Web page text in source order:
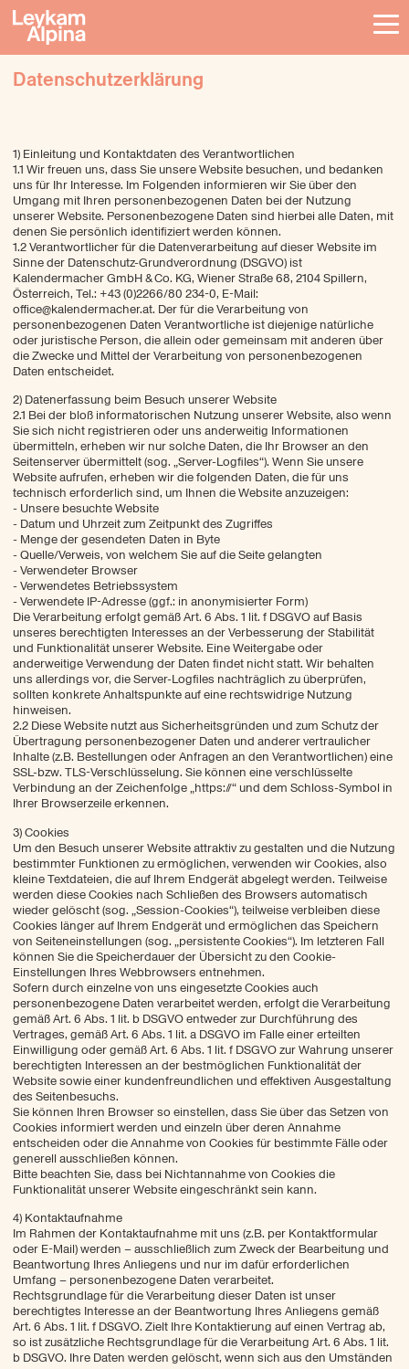
Datenschutzerklärung
1) Einleitung und Kontaktdaten des Verantwortlichen
1.1 Wir freuen uns, dass Sie unsere Website besuchen, und bedanken
uns für Ihr Interesse. Im Folgenden informieren wir Sie über den
Umgang mit Ihren personenbezogenen Daten bei der Nutzung
unserer Website. Personenbezogene Daten sind hierbei alle Daten, mit
denen Sie persönlich identifiziert werden können.
1.2 Verantwortlicher für die Datenverarbeitung auf dieser Website im
Sinne der Datenschutz-Grundverordnung (DSGVO) ist
Kalendermacher GmbH & Co. KG, Wiener Straße 68, 2104 Spillern,
Österreich, Tel.: +43 (0)2266/80 234-0, E-Mail:
office@kalendermacher.at. Der für die Verarbeitung von
personenbezogenen Daten Verantwortliche ist diejenige natürliche
oder juristische Person, die allein oder gemeinsam mit anderen über
die Zwecke und Mittel der Verarbeitung von personenbezogenen
Daten entscheidet.
2) Datenerfassung beim Besuch unserer Website
2.1 Bei der bloß informatorischen Nutzung unserer Website, also wenn
Sie sich nicht registrieren oder uns anderweitig Informationen
übermitteln, erheben wir nur solche Daten, die Ihr Browser an den
Seitenserver übermittelt (sog. „Server-Logfiles“). Wenn Sie unsere
Website aufrufen, erheben wir die folgenden Daten, die für uns
technisch erforderlich sind, um Ihnen die Website anzuzeigen:
- Unsere besuchte Website
- Datum und Uhrzeit zum Zeitpunkt des Zugriffes
- Menge der gesendeten Daten in Byte
- Quelle/Verweis, von welchem Sie auf die Seite gelangten
- Verwendeter Browser
- Verwendetes Betriebssystem
- Verwendete IP-Adresse (ggf.: in anonymisierter Form)
Die Verarbeitung erfolgt gemäß Art. 6 Abs. 1 lit. f DSGVO auf Basis
unseres berechtigten Interesses an der Verbesserung der Stabilität
und Funktionalität unserer Website. Eine Weitergabe oder
anderweitige Verwendung der Daten findet nicht statt. Wir behalten
uns allerdings vor, die Server-Logfiles nachträglich zu überprüfen,
sollten konkrete Anhaltspunkte auf eine rechtswidrige Nutzung
hinweisen.
2.2 Diese Website nutzt aus Sicherheitsgründen und zum Schutz der
Übertragung personenbezogener Daten und anderer vertraulicher
Inhalte (z.B. Bestellungen oder Anfragen an den Verantwortlichen) eine
SSL-bzw. TLS-Verschlüsselung. Sie können eine verschlüsselte
Verbindung an der Zeichenfolge „https://“ und dem Schloss-Symbol in
Ihrer Browserzeile erkennen.
3) Cookies
Um den Besuch unserer Website attraktiv zu gestalten und die Nutzung
bestimmter Funktionen zu ermöglichen, verwenden wir Cookies, also
kleine Textdateien, die auf Ihrem Endgerät abgelegt werden. Teilweise
werden diese Cookies nach Schließen des Browsers automatisch
wieder gelöscht (sog. „Session-Cookies“), teilweise verbleiben diese
Cookies länger auf Ihrem Endgerät und ermöglichen das Speichern
von Seiteneinstellungen (sog. „persistente Cookies“). Im letzteren Fall
können Sie die Speicherdauer der Übersicht zu den Cookie-
Einstellungen Ihres Webbrowsers entnehmen.
Sofern durch einzelne von uns eingesetzte Cookies auch
personenbezogene Daten verarbeitet werden, erfolgt die Verarbeitung
gemäß Art. 6 Abs. 1 lit. b DSGVO entweder zur Durchführung des
Vertrages, gemäß Art. 6 Abs. 1 lit. a DSGVO im Falle einer erteilten
Einwilligung oder gemäß Art. 6 Abs. 1 lit. f DSGVO zur Wahrung unserer
berechtigten Interessen an der bestmöglichen Funktionalität der
Website sowie einer kundenfreundlichen und effektiven Ausgestaltung
des Seitenbesuchs.
Sie können Ihren Browser so einstellen, dass Sie über das Setzen von
Cookies informiert werden und einzeln über deren Annahme
entscheiden oder die Annahme von Cookies für bestimmte Fälle oder
generell ausschließen können.
Bitte beachten Sie, dass bei Nichtannahme von Cookies die
Funktionalität unserer Website eingeschränkt sein kann.
4) Kontaktaufnahme
Im Rahmen der Kontaktaufnahme mit uns (z.B. per Kontaktformular
oder E-Mail) werden – ausschließlich zum Zweck der Bearbeitung und
Beantwortung Ihres Anliegens und nur im dafür erforderlichen
Umfang – personenbezogene Daten verarbeitet.
Rechtsgrundlage für die Verarbeitung dieser Daten ist unser
berechtigtes Interesse an der Beantwortung Ihres Anliegens gemäß
Art. 6 Abs. 1 lit. f DSGVO. Zielt Ihre Kontaktierung auf einen Vertrag ab,
so ist zusätzliche Rechtsgrundlage für die Verarbeitung Art. 6 Abs. 1 lit.
b DSGVO. Ihre Daten werden gelöscht, wenn sich aus den Umständen